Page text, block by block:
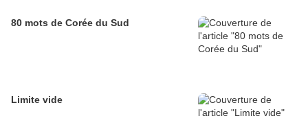
80 mots de Corée du Sud
Limite vide